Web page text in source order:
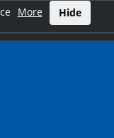
More Hide